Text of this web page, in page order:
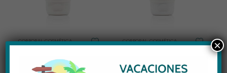
CORPORAL,COSMÉTICA
PIES ANTI DUREZAS
CORPORAL,COSMÉTICA ×